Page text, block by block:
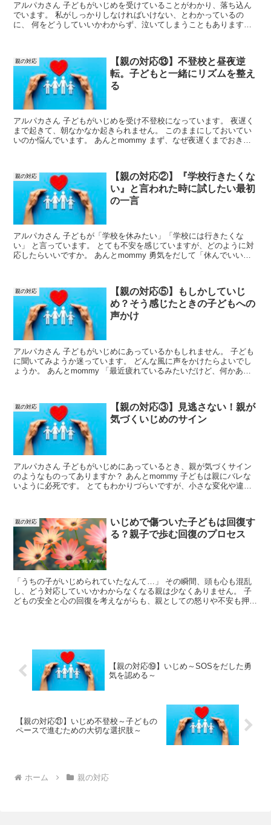
アルパカさん 子どもがいじめを受けていることがわかり、落ち込ん
でいます。 私がしっかりしなければいけない、とわかっているの
に、 何をどうしていいかわからず、泣いてしまうこともあります。
親の対応
【親の対応⑬】不登校と昼夜逆
転。子どもと一緒にリズムを整え
る
アルパカさん 子どもがいじめを受け不登校になっています。 夜遅く
まで起きて、朝なかなか起きられません。 このままにしておいてい
いのか悩んでいます。 あんとmommy まず、なぜ夜遅くまでおきて
親の対応
【親の対応②】『学校行きたくな
い』と言われた時に試したい最初
の一言
アルパカさん 子どもが「学校を休みたい」「学校には行きたくな
い」 と言っています。 とても不安を感じていますが、どのように対
応したらいいですか。 あんとmommy 勇気をだして「休んでいい
親の対応
【親の対応⑤】もしかしていじ
め？そう感じたときの子どもへの
声かけ
アルパカさん 子どもがいじめにあっているかもしれません。 子ども
に聞いてみようか迷っています。 どんな風に声をかけたらよいでし
ょうか。 あんとmommy 「最近疲れているみたいだけど、何かあっ
親の対応
【親の対応③】見逃さない！親が
気づくいじめのサイン
アルパカさん 子どもがいじめにあっているとき、親が気づくサイン
のようなものってありますか？ あんとmommy 子どもは親にバレな
いように必死です。 とてもわかりづらいですが、小さな変化や違和
親の対応
いじめで傷ついた子どもは回復す
る？親子で歩む回復のプロセス
「うちの子がいじめられていたなんて…」 その瞬間、頭も心も混乱
し、どう対応していいかわからなくなる親は少なくありません。 子
どもの安全と心の回復を考えながらも、親としての怒りや不安も押さ
【親の対応⑲】いじめ～SOSをだした勇
気を認める～
【親の対応㉑】いじめ不登校～子どもの
ペースで進むための大切な選択肢～
ホーム 親の対応